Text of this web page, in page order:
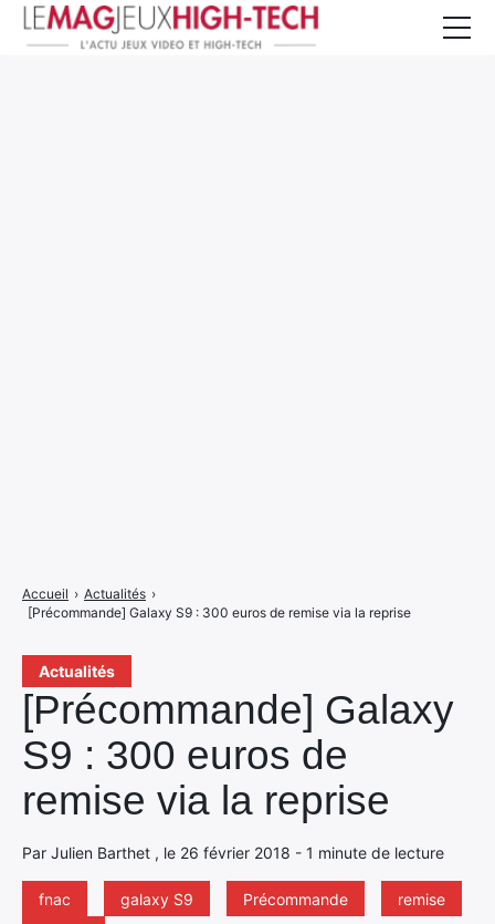
Actualités
[Précommande] Galaxy
S9 : 300 euros de
remise via la reprise
Par Julien Barthet , le 26 février 2018 - 1 minute de lecture
fnac galaxy S9 Précommande
remise
Accueil › Actualités ›
[Précommande] Galaxy S9 : 300 euros de remise via la reprise